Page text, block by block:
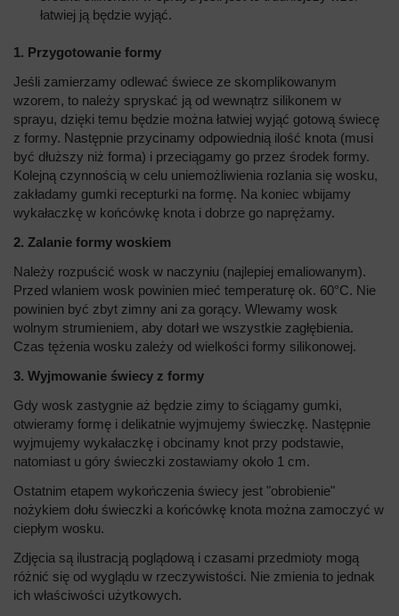
łatwiej ją będzie wyjąć.
1. Przygotowanie formy
Jeśli zamierzamy odlewać świece ze skomplikowanym
wzorem, to należy spryskać ją od wewnątrz silikonem w
sprayu, dzięki temu będzie można łatwiej wyjąć gotową świecę
z formy. Następnie przycinamy odpowiednią ilość knota (musi
być dłuższy niż forma) i przeciągamy go przez środek formy.
Kolejną czynnością w celu uniemożliwienia rozlania się wosku,
zakładamy gumki recepturki na formę. Na koniec wbijamy
wykałaczkę w końcówkę knota i dobrze go naprężamy.
2. Zalanie formy woskiem
Należy rozpuścić wosk w naczyniu (najlepiej emaliowanym).
Przed wlaniem wosk powinien mieć temperaturę ok. 60°C. Nie
powinien być zbyt zimny ani za gorący. Wlewamy wosk
wolnym strumieniem, aby dotarł we wszystkie zagłębienia.
Czas tężenia wosku zależy od wielkości formy silikonowej.
3. Wyjmowanie świecy z formy
Gdy wosk zastygnie aż będzie zimy to ściągamy gumki,
otwieramy formę i delikatnie wyjmujemy świeczkę. Następnie
wyjmujemy wykałaczkę i obcinamy knot przy podstawie,
natomiast u góry świeczki zostawiamy około 1 cm.
Ostatnim etapem wykończenia świecy jest "obrobienie"
nożykiem dołu świeczki a końcówkę knota można zamoczyć w
ciepłym wosku.
Zdjęcia są ilustracją poglądową i czasami przedmioty mogą
różnić się od wyglądu w rzeczywistości. Nie zmienia to jednak
ich właściwości użytkowych.